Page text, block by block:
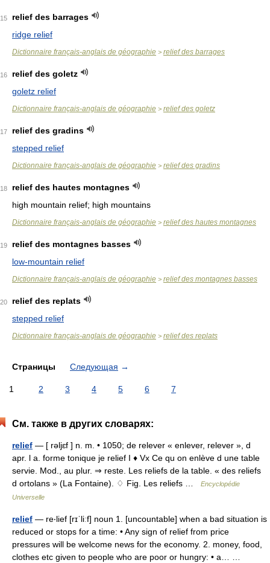
15
relief des barrages
ridge relief
Dictionnaire français-anglais de géographie > relief des barrages
16
relief des goletz
goletz relief
Dictionnaire français-anglais de géographie > relief des goletz
17
relief des gradins
stepped relief
Dictionnaire français-anglais de géographie > relief des gradins
18
relief des hautes montagnes
high mountain relief; high mountains
Dictionnaire français-anglais de géographie > relief des hautes montagnes
19
relief des montagnes basses
low-mountain relief
Dictionnaire français-anglais de géographie > relief des montagnes basses
20
relief des replats
stepped relief
Dictionnaire français-anglais de géographie > relief des replats
Страницы Следующая →
1 2 3 4 5 6 7
См. также в других словарях:
relief — [ rəljɛf ] n. m. • 1050; de relever « enlever, relever », d
apr. l a. forme tonique je relief I ♦ Vx Ce qu on enlève d une table
servie. Mod., au plur. ⇒ reste. Les reliefs de la table. « des reliefs
d ortolans » (La Fontaine). ♢ Fig. Les reliefs …
Encyclopédie
Universelle
relief — re‧lief [rɪˈliːf] noun 1. [uncountable] when a bad situation is
reduced or stops for a time: • Any sign of relief from price
pressures will be welcome news for the economy. 2. money, food,
clothes etc given to people who are poor or hungry: • a… …